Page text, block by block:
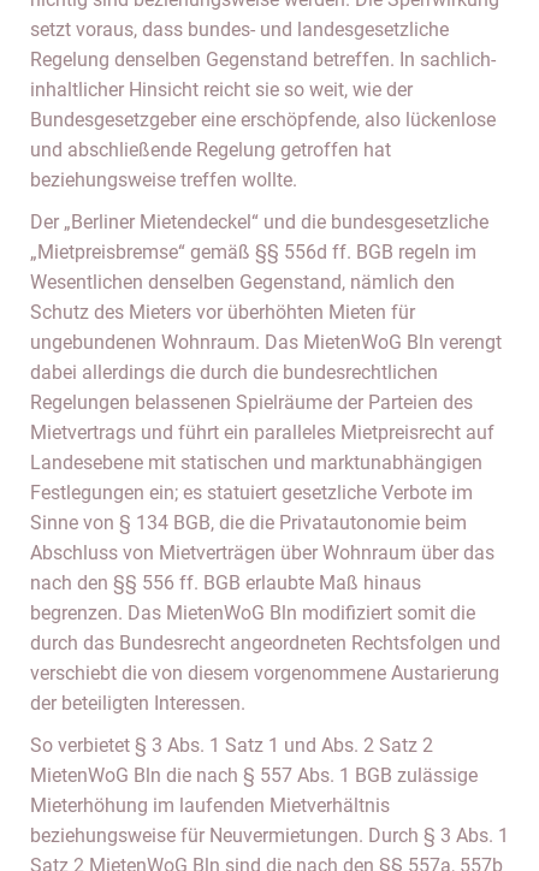
setzt voraus, dass bundes- und landesgesetzliche
Regelung denselben Gegenstand betreffen. In sachlich-
inhaltlicher Hinsicht reicht sie so weit, wie der
Bundesgesetzgeber eine erschöpfende, also lückenlose
und abschließende Regelung getroffen hat
beziehungsweise treffen wollte.
Der „Berliner Mietendeckel“ und die bundesgesetzliche
„Mietpreisbremse“ gemäß §§ 556d ff. BGB regeln im
Wesentlichen denselben Gegenstand, nämlich den
Schutz des Mieters vor überhöhten Mieten für
ungebundenen Wohnraum. Das MietenWoG Bln verengt
dabei allerdings die durch die bundesrechtlichen
Regelungen belassenen Spielräume der Parteien des
Mietvertrags und führt ein paralleles Mietpreisrecht auf
Landesebene mit statischen und marktunabhängigen
Festlegungen ein; es statuiert gesetzliche Verbote im
Sinne von § 134 BGB, die die Privatautonomie beim
Abschluss von Mietverträgen über Wohnraum über das
nach den §§ 556 ff. BGB erlaubte Maß hinaus
begrenzen. Das MietenWoG Bln modifiziert somit die
durch das Bundesrecht angeordneten Rechtsfolgen und
verschiebt die von diesem vorgenommene Austarierung
der beteiligten Interessen.
So verbietet § 3 Abs. 1 Satz 1 und Abs. 2 Satz 2
MietenWoG Bln die nach § 557 Abs. 1 BGB zulässige
Mieterhöhung im laufenden Mietverhältnis
beziehungsweise für Neuvermietungen. Durch § 3 Abs. 1
Satz 2 MietenWoG Bln sind die nach den §§ 557a, 557b